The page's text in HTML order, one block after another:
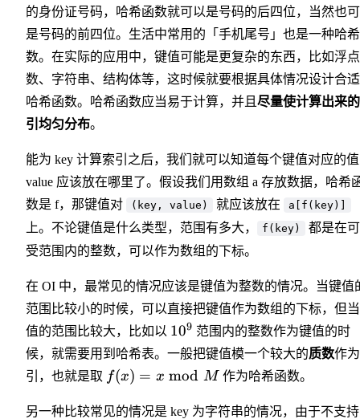
的身份证号码，哈希函数就可以是号码的后四位，当然也
是号码的前四位。生活中常用的「手机尾号」也是一种哈
数。在实际的应用中，键值可能是更复杂的东西，比如浮点
数、字符串、结构体等，这时候就要根据具体情况设计合
哈希函数。哈希函数应当易于计算，并且 尽量使计算出来
引均匀分布。
能为 key 计算索引之后，我们就可以知道每个键值对应的值
value 应该放在哪里了。假设我们用数组 a 存放数据，哈希
数是 f，那键值对
(key, value) 就应该放在 a[f(key)]
上。不论键值是什么类型，范围有多大， f(key)
都是在
受范围内的整数，可以作为数组的下标。
在 OI 中，最常见的情况应该是键值为整数的情况。当键值
范围比较小的时候，可以直接把键值作为数组的下标，但
值的范围比较大，比如以 109 范围内的整数作为键值的时
候，就需要用到哈希表。一般把键值模一个较大的质数作
引，也就是取 f(x) = x mod M 作为哈希函数。
另一种比较常见的情况是 key 为字符串的情况，由于不支